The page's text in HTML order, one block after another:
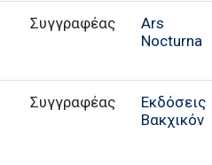
Συγγραφέας
Ars
Nocturna
Συγγραφέας
Εκδόσεις
Βακχικόν